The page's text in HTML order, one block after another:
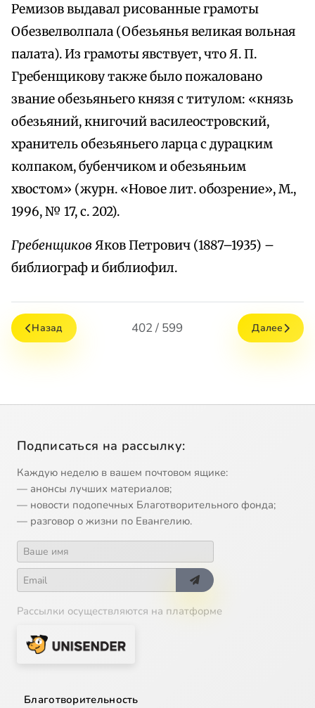
Ремизов выдавал рисованные грамоты
Обезвелволпала (Обезьянья великая вольная
палата). Из грамоты явствует, что Я. П.
Гребенщикову также было пожаловано
звание обезьяньего князя с титулом: «князь
обезьяний, книгочий василеостровский,
хранитель обезьяньего ларца с дурацким
колпаком, бубенчиком и обезьяньим
хвостом» (журн. «Новое лит. обозрение», М.,
1996, № 17, с. 202).
Гребенщиков Яков Петрович (1887–1935) –
библиограф и библиофил.
Назад 402 / 599 Далее
Подписаться на рассылку:
Каждую неделю в вашем почтовом ящике:
— анонсы лучших материалов;
— новости подопечных Благотворительного фонда;
— разговор о жизни по Евангелию.
Рассылки осуществляются на платформе
Благотворительность